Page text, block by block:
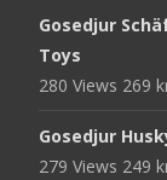
Gosedjur
Toys
280 Views 269
Gosedjur
279 Views 249